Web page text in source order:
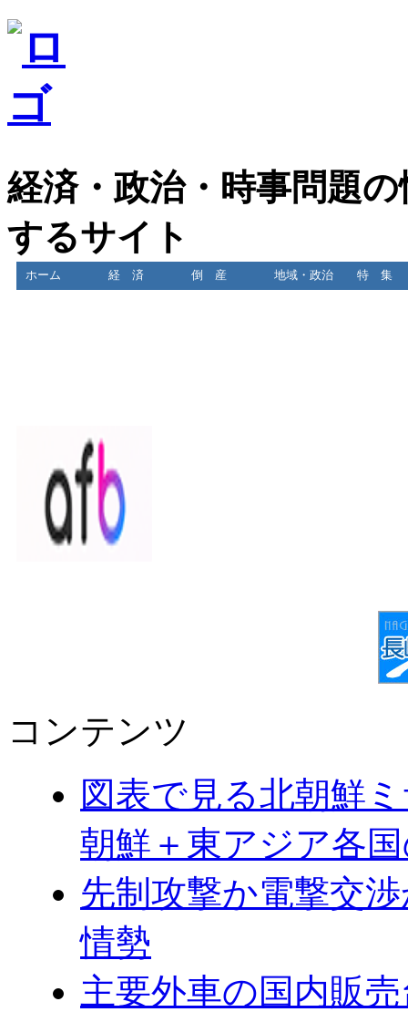
経済・政治・時事問題
するサイト
ホーム 経 済 倒 産 地域・政治 特 集
コンテンツ
図表で見る北朝鮮
朝鮮＋東アジア各
先制攻撃か電撃交
情勢
主要外車の国内販